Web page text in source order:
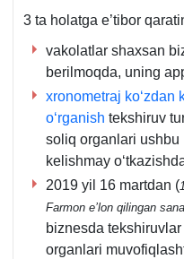
3 ta holatga e’tibor
vakolatlar shaхsan
berilmoqda, uning
хronometraj koʻzdan
oʻrganish tekshiruv
soliq organlari
kelishmay
2019 yil 16 martdan (
Farmon e’lon qilingan sana
biznesda
organlari